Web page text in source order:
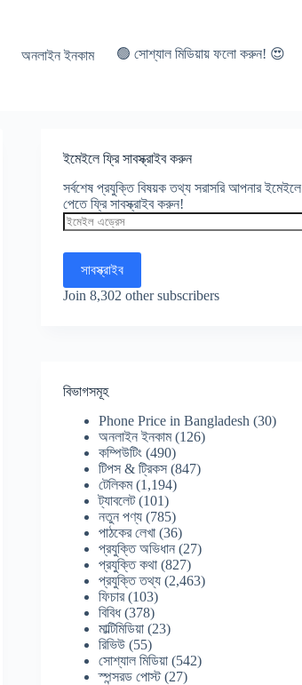
অনলাইন ইনকাম 🟢 সোশ্যাল মিডিয়ায় ফলো করুন! 😍
ইমেইলে ফ্রি সাবস্ক্রাইব করুন
সর্বশেষ প্রযুক্তি বিষয়ক তথ্য সরাসরি আপনার ইমেইলে
পেতে ফ্রি সাবস্ক্রাইব করুন!
ইমেইল
এড্রেস
সাবস্ক্রাইব
Join 8,302 other subscribers
বিভাগসমূহ
Phone Price in Bangladesh (30)
অনলাইন ইনকাম(126)
কম্পিউটিং (490)
টিপস & ট্রিকস (847)
টেলিকম(1,194)
ট্যাবলেট(101)
নতুন পণ্য (785)
পাঠকের লেখা (36)
প্রযুক্তি অভিধান (27)
প্রযুক্তি কথা (827)
প্রযুক্তি তথ্য (2,463)
ফিচার(103)
বিবিধ(378)
মাল্টিমিডিয়া (23)
রিভিউ (55)
সোশ্যাল মিডিয়া (542)
স্পন্সরড পোস্ট(27)